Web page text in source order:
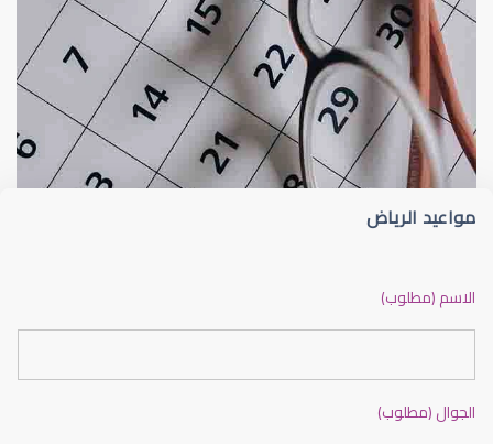
قلوبال لرعاية العين ضعف نظر
مواعيد الرياض
الاسم (مطلوب)
الجوال (مطلوب)